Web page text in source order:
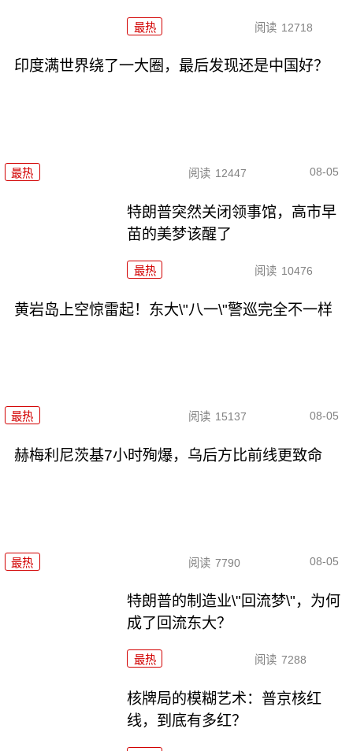
最热 阅读 12718
印度满世界绕了一大圈，最后发现还是中国好？
最热 阅读 12447 08-05
特朗普突然关闭领事馆，高市早
苗的美梦该醒了
最热 阅读 10476
黄岩岛上空惊雷起！东大\"八一\"警巡完全不一样
最热 阅读 15137 08-05
赫梅利尼茨基7小时殉爆，乌后方比前线更致命
最热 阅读 7790 08-05
特朗普的制造业\"回流梦\"，为何
成了回流东大？
最热 阅读 7288
核牌局的模糊艺术：普京核红
线，到底有多红？